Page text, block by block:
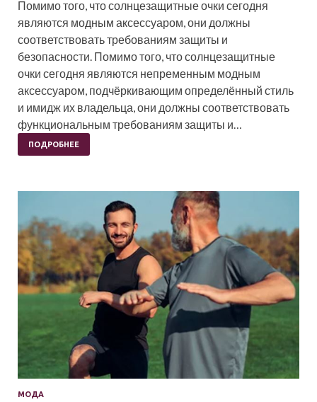
Помимо того, что солнцезащитные очки сегодня
являются модным аксессуаром, они должны
соответствовать требованиям защиты и
безопасности. Помимо того, что солнцезащитные
очки сегодня являются непременным модным
аксессуаром, подчёркивающим определённый стиль
и имидж их владельца, они должны соответствовать
функциональным требованиям защиты и…
ПОДРОБНЕЕ
МОДА